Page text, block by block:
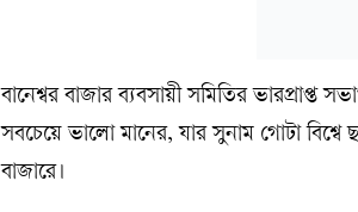
বানেশ্বর বাজার ব্যবসায়ী সমিতির
সবচেয়ে ভালো মানের, যার সুনাম গোটা
বাজারে।